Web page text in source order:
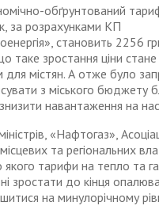
обґрунтований
за розрахунками КП
становить 2256
таке зростання ціни
для містян. А отже було
з міського бюджету
навантаження на
«Нафтогаз»,
та регіональних
тарифи на тепло та
зростати до кінця
на минулорічному